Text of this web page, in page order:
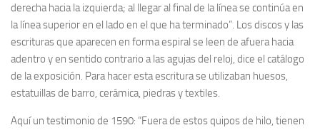
derecha hacia la izquierda; al llegar al final de la línea se continúa en
la línea superior en el lado en el que ha terminado”. Los discos y las
escrituras que aparecen en forma espiral se leen de afuera hacia
adentro y en sentido contrario a las agujas del reloj, dice el catálogo
de la exposición. Para hacer esta escritura se utilizaban huesos,
estatuillas de barro, cerámica, piedras y textiles.
Aquí un testimonio de 1590: “Fuera de estos quipos de hilo, tienen